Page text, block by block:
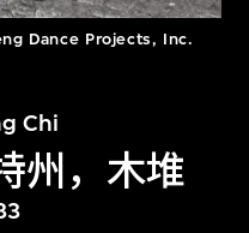
Dance Projects, Inc.
Chi
州，木堆